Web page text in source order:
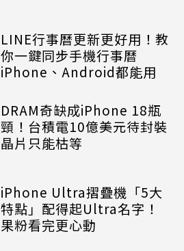
LINE行事曆更新更好用！教
你一鍵同步手機行事曆
iPhone、Android都能用
DRAM奇缺成iPhone 18瓶
頸！台積電10億美元待封裝
晶片只能枯等
iPhone Ultra摺疊機「5大
特點」配得起Ultra名字！
果粉看完更心動